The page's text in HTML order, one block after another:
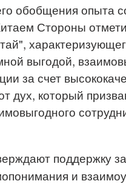
обобщения опыта
Стороны
выгодой,
за счет
дух, который
поддержку
и